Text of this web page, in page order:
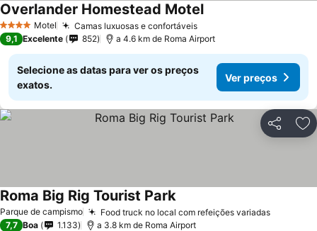
4 EstrelasMotel Camas luxuosas e confortáveis
Overlander Homestead Motel
9,1 Excelente 852 a 4.6 km de Roma Airport
Selecione as datas para ver os preços
exatos.
Ver preços
Partilhar
Parque de campismo Food truck no local com refeições variadas
Roma Big Rig Tourist Park
7,7 Boa 1.133 a 3.8 km de Roma Airport